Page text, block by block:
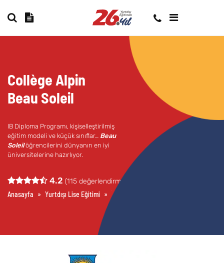
Collège Alpin
Beau Soleil
IB Diploma Programı, kişiselleştirilmiş
eğitim modeli ve küçük sınıflar… Beau
Soleilöğrencilerini dünyanın en iyi
üniversitelerine hazırlıyor.
4.2 (115 değerlendirme)
Anasayfa » Yurtdışı Lise Eğitimi » İsviçre’de Lise Okumak